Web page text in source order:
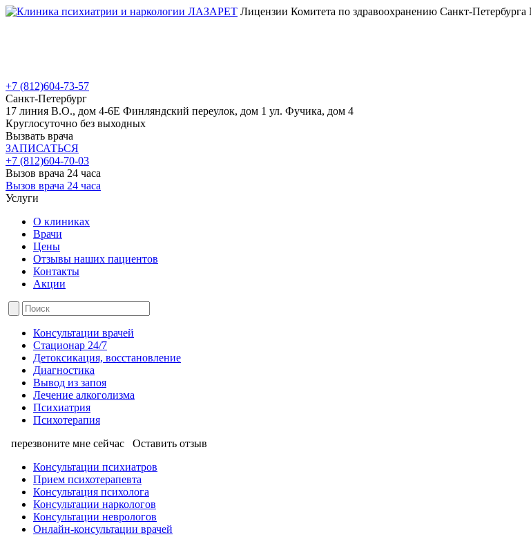
Лицензии Комитета по здравоохранению Санкт-
+7 (812)604-73-57
Санкт-Петербург
17 линия В.О., дом 4-6Е Финляндский переулок, дом 1 ул. Фучика, дом 4
Круглосуточно без выходных
Вызвать врача
ЗАПИСАТЬСЯ
+7 (812)604-70-03
Вызов врача 24 часа
Вызов врача 24 часа
Услуги
О клиниках
Врачи
Цены
Отзывы наших пациентов
Контакты
Акции
Консультации врачей
Стационар 24/7
Детоксикация, восстановление
Диагностика
Вывод из запоя
Лечение алкоголизма
Психиатрия
Психотерапия
перезвоните мне сейчас
Оставить отзыв
Консультации психиатров
Прием психотерапевта
Консультация психолога
Консультации наркологов
Консультации неврологов
Онлайн-консультации врачей